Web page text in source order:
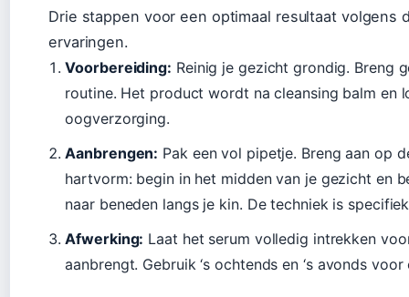
Drie stappen voor een optimaal resultaat
ervaringen.
Voorbereiding: Reinig je gezicht grondig. Breng
routine. Het product wordt na cleansing balm en
oogverzorging.
Aanbrengen: Pak een vol pipetje. Breng aan op
hartvorm: begin in het midden van je gezicht en
naar beneden langs je kin. De techniek is
Afwerking: Laat het serum volledig intrekken
aanbrengt. Gebruik ‘s ochtends en ‘s avonds